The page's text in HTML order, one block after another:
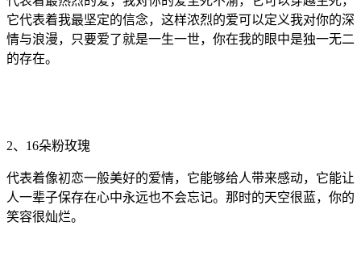
它代表着我最坚定的信念，这样浓烈的爱可以定义我对你的深
情与浪漫，只要爱了就是一生一世，你在我的眼中是独一无二
的存在。
2、16朵粉玫瑰
代表着像初恋一般美好的爱情，它能够给人带来感动，它能让
人一辈子保存在心中永远也不会忘记。那时的天空很蓝，你的
笑容很灿烂。